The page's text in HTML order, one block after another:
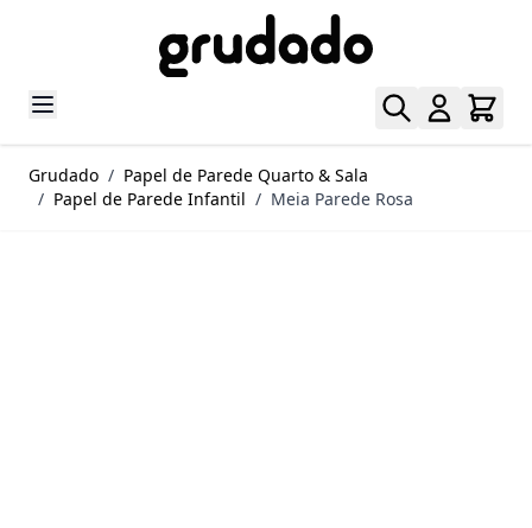
Grudado / Papel de Parede Quarto & Sala
/ Papel de Parede Infantil / Meia Parede Rosa